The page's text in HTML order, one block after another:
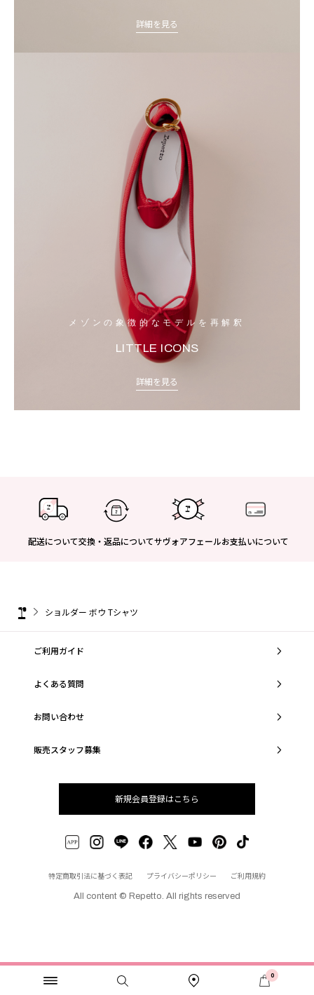
0
詳細を見る
メゾンの象徴的なモデルを再解釈
LITTLE ICONS
詳細を見る
配送について交換・返品についてサヴォアフェールお支払いについて
ショルダー ボウ Tシャツ
ご利用ガイド
よくある質問
お問い合わせ
販売スタッフ募集
新規会員登録はこちら
特定商取引法に基づく表記 プライバシーポリシー ご利用規約
All content © Repetto. All rights reserved